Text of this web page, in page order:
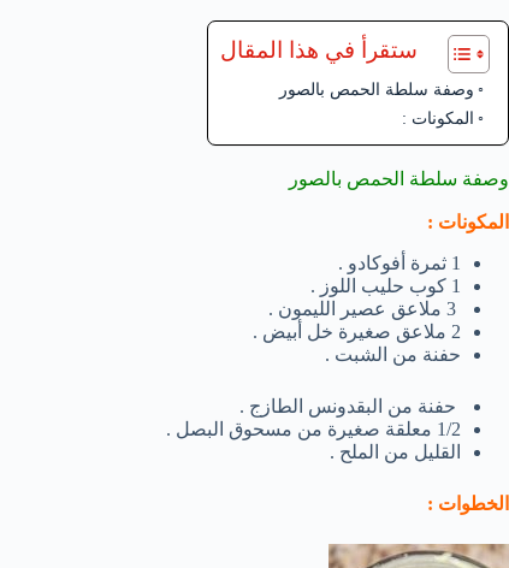
ستقرأ في هذا المقال
وصفة سلطة الحمص بالصور
المكونات :
وصفة سلطة الحمص بالصور
المكونات :
1 ثمرة أفوكادو .
1 كوب حليب اللوز .
2 ملاعق صغيرة خل أبيض .
حفنة من الشبت .
حفنة من البقدونس الطازج .
1/2 معلقة صغيرة من مسحوق البصل .
القليل من الملح .
الخطوات :